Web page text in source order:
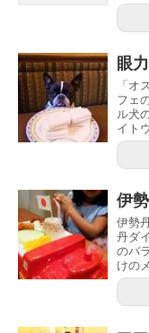
眼力
「オ
フェ
ル犬
イト
伊
伊勢
丹ダ
のバ
けの